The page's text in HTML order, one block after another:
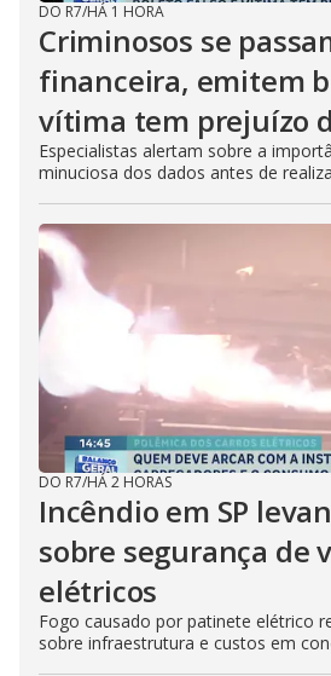
DO R7/HÁ 1 HORA
Criminosos se
financeira, emitem
vítima tem prejuízo
Especialistas alertam sobre a
minuciosa dos dados antes de
DO R7/HÁ 2 HORAS
Incêndio em SP
sobre segurança de
elétricos
Fogo causado por patinete elétrico
sobre infraestrutura e custos em